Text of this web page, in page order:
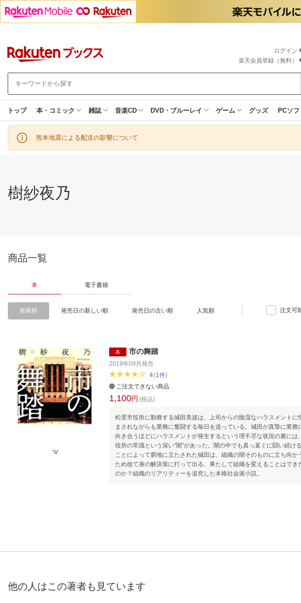
ログイン
楽天会員登録（無料）
トップ 本・コミック 雑誌 音楽CD DVD・ブルーレイ ゲーム グッズ PCソ
熊本地震による配送の影響について
樹紗夜乃
商品一覧
本 電子書籍
新着順 発売日の新しい順 発売日の古い順 人気順 注文可
本 市の舞踏
2019年09月発売
4(1 件)
ご注文できない商品
1,100円 (税込)
松景市役所に勤務する城田美波は、上司からの陰湿なハラスメントに
まされながらも業務に奮闘する毎日を送っている。城田が真摯に業務
向き合うほどにハラスメントが発生するという理不尽な状況の裏には、
役所の常識という深い“闇”があった。闇の中でも真っ直ぐに闘い続ける
ことによって窮地に立たされた城田は、組織の闇そのものに立ち向か
ため捨て身の解決策に打って出る。果たして組織を変えることはでき
のか？組織のリアリティーを追究した本格社会派小説。
他の人はこの著者も見ています